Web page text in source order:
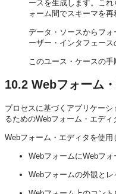
ースを生成します。こ
ォーム間でスキーマを再
データ・ソースからフ
ーザー・インタフェー
このユース・ケースの手
10.2 Webフォーム
プロセスに基づくアプリケー
るためのWebフォーム・エディ
Webフォーム・エディタを使用
WebフォームにWebフォ
Webフォームの外観とレ